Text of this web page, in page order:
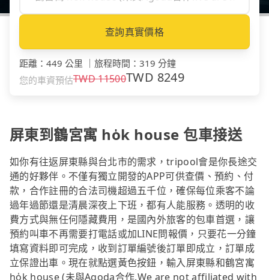
查詢真實價格
距離 ： 449 公里 旅程時間 ： 319 分鐘
您的車資預估TWD11500TWD 8249
屏東到鶴宮寓 ho̍k house 包車接送
如你有往返屏東縣與台北市的需求，tripool會是你長途交
通的好夥伴。不僅有獨立開發的APP可供查價、預約、付
款，合作註冊的合法司機超過五千位，確保每位乘客不論
過年過節還是清晨深夜上下班，都有人能服務。透明的收
費方式與無任何隱藏費用，是國內外旅客的包車首選，讓
預約叫車不再需要打電話或加LINE問報價，只要花一分鐘
填寫資料即可完成，收到訂單編號後訂單即成立，訂單成
立保證出車。現在就點選黃色按鈕，輸入屏東縣和鶴宮寓
ho̍k house (未與Agoda合作.We are not affiliated with